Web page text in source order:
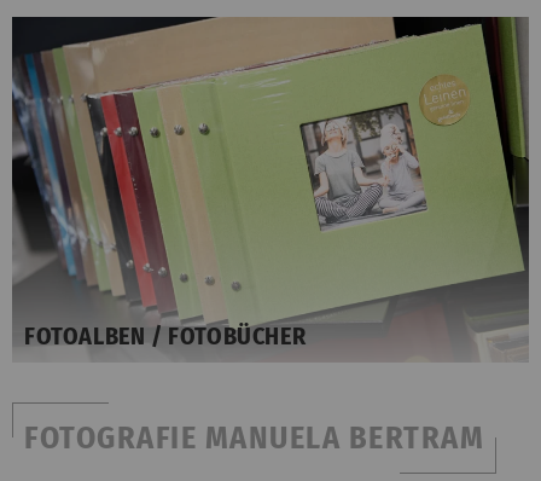
FOTOALBEN / FOTOBÜCHER
FOTOGRAFIE MANUELA BERTRAM